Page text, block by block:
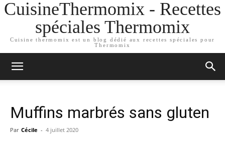
CuisineThermomix - Recettes
spéciales Thermomix
Cuisine thermomix est un blog dédié aux recettes spéciales pour
Thermomix
Muffins marbrés sans gluten
Par Cécile - 4 juillet 2020